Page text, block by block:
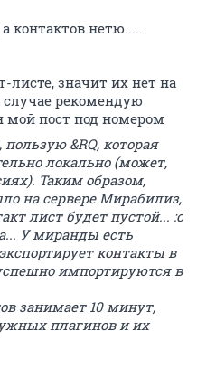
контактов нетю.....
листе, значит их нет на
рекомендую
мой пост под номером
&RQ, которая
локально (может,
Таким образом,
на сервере Мирабилиз,
лист будет пустой... :о
У миранды есть
контакты в
импортируются в
занимает 10 минут,
плагинов и их